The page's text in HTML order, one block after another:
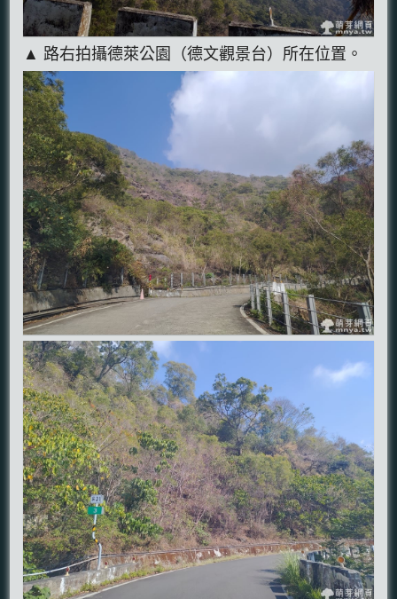
▲ 路右拍攝德萊公園（德文觀景台）所在位置。